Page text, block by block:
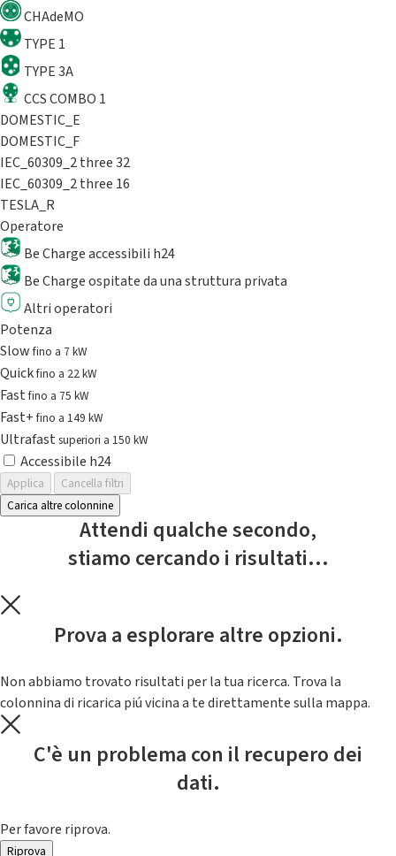
CHAdeMO
TYPE 1
TYPE 3A
CCS COMBO 1
DOMESTIC_E
DOMESTIC_F
IEC_60309_2 three 32
IEC_60309_2 three 16
TESLA_R
Operatore
Be Charge accessibili h24
Be Charge ospitate da una struttura privata
Altri operatori
Potenza
Slowfino a 7 kW
Quickfino a 22 kW
Fastfino a 75 kW
Fast+fino a 149 kW
Ultrafast superiori a 150 kW
Accessibile h24
Applica
Cancella filtri
Carica altre colonnine
Attendi qualche secondo,
stiamo cercando i risultati...
Prova a esplorare altre opzioni.
Non abbiamo trovato risultati per la tua ricerca. Trova la
colonnina di ricarica piú vicina a te direttamente sulla mappa.
C'è un problema con il recupero dei
dati.
Per favore riprova.
Riprova